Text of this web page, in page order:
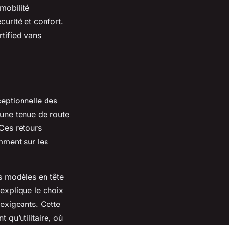
et confort.
vans
des
tenue de route
retours
sur les
modèles en tête
le choix
Cette
qu’utilitaire, où